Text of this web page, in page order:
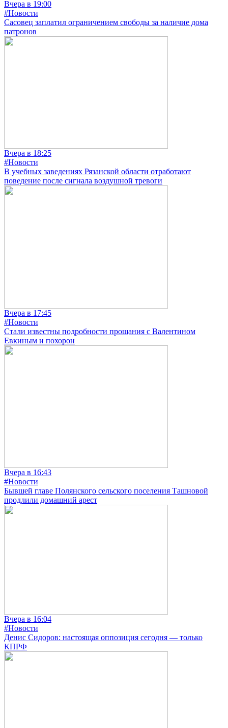
Вчера в 19:00
#Новости
Сасовец заплатил ограничением свободы за наличие дома
патронов
Вчера в 18:25
#Новости
В учебных заведениях Рязанской области отработают
поведение после сигнала воздушной тревоги
Вчера в 17:45
#Новости
Стали известны подробности прощания с Валентином
Евкиным и похорон
Вчера в 16:43
#Новости
Бывшей главе Полянского сельского поселения Ташновой
продлили домашний арест
Вчера в 16:04
#Новости
Денис Сидоров: настоящая оппозиция сегодня — только
КПРФ